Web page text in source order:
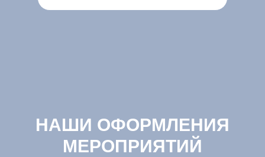
НАШИ ОФОРМЛЕНИЯ
МЕРОПРИЯТИЙ